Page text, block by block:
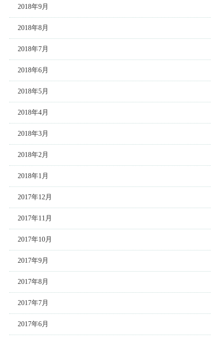
2018年9月
2018年8月
2018年7月
2018年6月
2018年5月
2018年4月
2018年3月
2018年2月
2018年1月
2017年12月
2017年11月
2017年10月
2017年9月
2017年8月
2017年7月
2017年6月